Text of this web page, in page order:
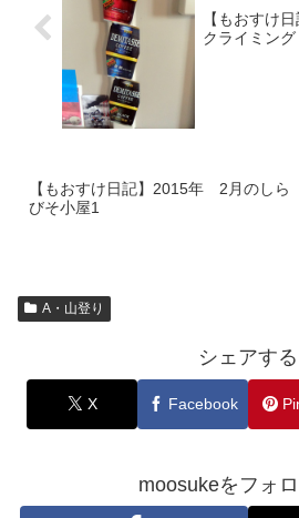
【もおすけ
クライミング
【もおすけ日記】2015年 2月のしら
びそ小屋1
A・山登り
シェアする
X Facebook
moosukeをフォ